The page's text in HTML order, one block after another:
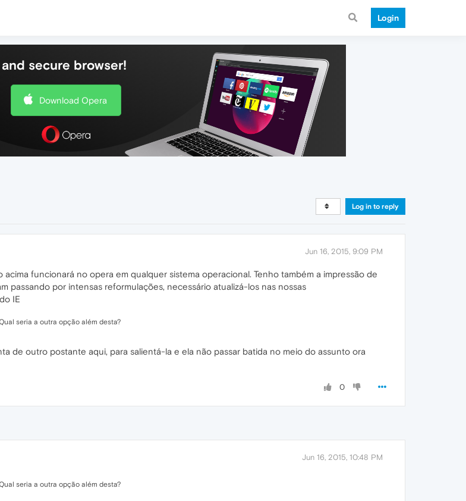
Login
secure browser!
Download Opera
Log in to reply
Jun 16, 2015, 9:09 PM
funcionará no opera em qualquer sistema operacional. Tenho também a impressão de
passando por intensas reformulações, necessário atualizá-los nas nossas
IE
seria a outra opção além desta?
de outro postante aqui, para salientá-la e ela não passar batida no meio do assunto ora
0
Jun 16, 2015, 10:48 PM
seria a outra opção além desta?